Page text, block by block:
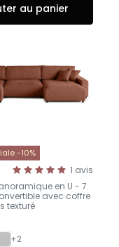
au panier
-10%
1 avis
en U - 7
avec coffre
texturé
+2